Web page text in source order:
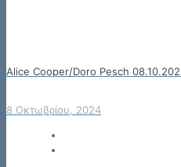
Alice Cooper/Doro Pesch
8 Οκτωβρίου, 2024